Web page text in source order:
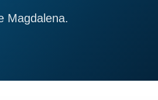
Magdalena.